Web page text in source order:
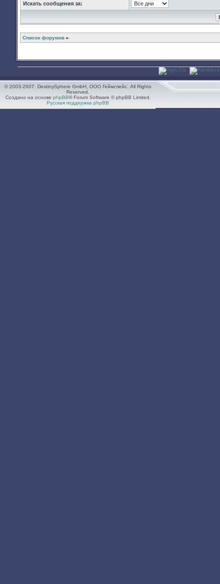
Искать сообщения за:
Список форумов »
© 2003-2007. DestinySphere GmbH, ООО Геймспейс. All Rights
Reserved.
Создано на основе phpBB® Forum Software © phpBB Limited.
Русская поддержка phpBB